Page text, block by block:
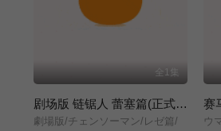
全1集
剧场版 链锯人 蕾塞篇(正式版)
劇場版/チェンソーマン/レゼ篇/